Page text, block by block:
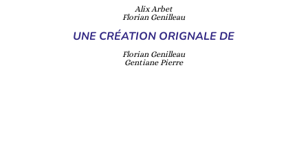
Alix Arbet
Florian Genilleau
UNE CRÉATION ORIGNALE DE
Florian Genilleau
Gentiane Pierre